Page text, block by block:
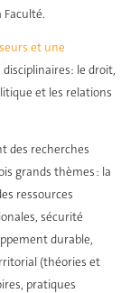
Faculté.
et une
le droit,
et les relations
des recherches
grands thèmes : la
ressources
sécurité
durable,
(théories et
pratiques